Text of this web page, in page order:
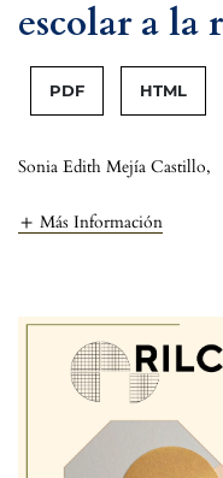
escolar a la
PDF HTML
Sonia Edith Mejía Castillo,
Más Información